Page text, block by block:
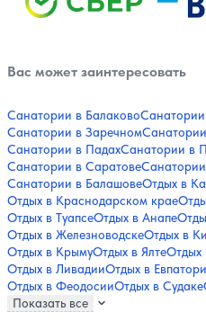
Вас может заинтересовать
Санатории в БалаковоСанатории
Санатории в Заречном
Санатории в ПадахСанатории в
Санатории в Саратове
Санатории в БалашовеОтдых в
Отдых в Краснодарском крае
Отдых в ТуапсеОтдых в Анапе
Отдых в ЖелезноводскеОтдых в
Отдых в КрымуОтдых в ЯлтеОтдых
Отдых в ЛивадииОтдых в
Отдых в ФеодосииОтдых в Судаке
Показать все